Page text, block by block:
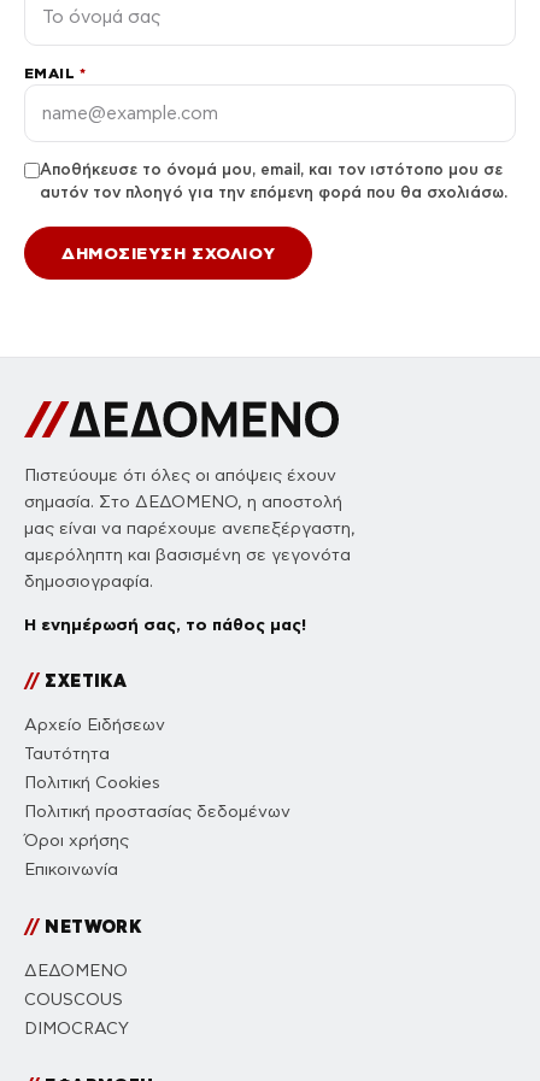
EMAIL *
Αποθήκευσε το όνομά μου, email, και τον ιστότοπο μου σε
αυτόν τον πλοηγό για την επόμενη φορά που θα σχολιάσω.
Πιστεύουμε ότι όλες οι απόψεις έχουν
σημασία. Στο ΔΕΔΟΜΕΝΟ, η αποστολή
μας είναι να παρέχουμε ανεπεξέργαστη,
αμερόληπτη και βασισμένη σε γεγονότα
δημοσιογραφία.
Η ενημέρωσή σας, το πάθος μας!
//ΣΧΕΤΙΚΑ
Αρχείο Ειδήσεων
Ταυτότητα
Πολιτική Cookies
Πολιτική προστασίας δεδομένων
Όροι χρήσης
Επικοινωνία
//NETWORK
ΔΕΔΟΜΕΝΟ
COUSCOUS
DIMOCRACY